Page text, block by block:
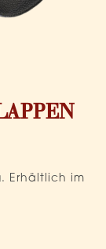
Erhältlich im